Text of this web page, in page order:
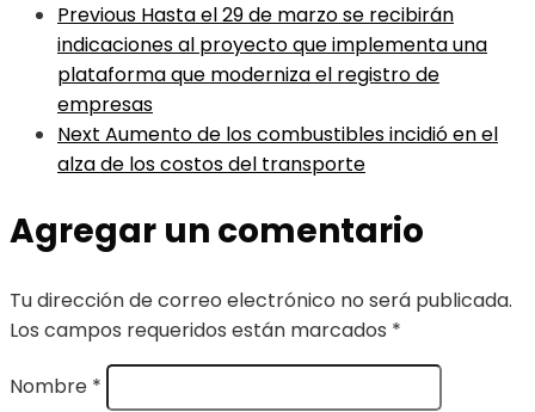
Previous Hasta el 29 de marzo se recibirán
indicaciones al proyecto que implementa una
plataforma que moderniza el registro de
empresas
Next Aumento de los combustibles incidió en el
alza de los costos del transporte
Agregar un comentario
Tu dirección de correo electrónico no será publicada.
Los campos requeridos están marcados *
Nombre *